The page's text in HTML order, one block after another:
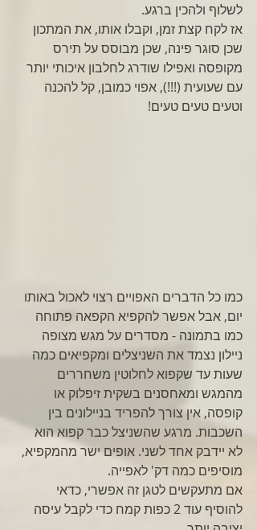
לשלוף ולהכין ברגע.
אז לקח קצת זמן, וקבלו אותו, את המתכון
שכן סוגר פינה, שכן מבוסס על תירס
מקופסה ואפילו שודרג לחלבון איכותי יותר
עם שעועית (!!!), אפוי כמובן, קל להכנה
וטעים טעים טעים!
כמו כל הדברים האפויים רצוי לאכול באותו
יום, אבל אפשר להקפיא הקפאה פתוחה
כמו בתמונה - מסדרים על מגש מצופה
ניילון נצמד את השניצלים ומקפיאים כמה
שעות עד שקפוא לחלוטין משחררים
מהמגש ומאחסנים בשקית זיפלוק או
קופסה, אין צורך להפריד בניילונים בין
השכבות. מרגע שהשניצל כבר קפוא הוא
לא יידבק אחד לשני. אופים ישר מהמקפיא,
מוסיפים כמה דק' לאפייה.
אם מתעקשים לטגן זה אפשרי, כדאי
להוסיף עוד 2 כפות קמח כדי לקבל עיסה